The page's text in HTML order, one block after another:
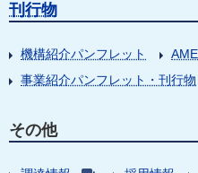
刊行物
機構紹介パンフレット
事業紹介パンフレット・刊行物
その他